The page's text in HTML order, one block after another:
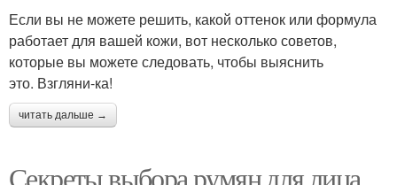
Если вы не можете решить, какой оттенок или формула
работает для вашей кожи, вот несколько советов,
которые вы можете следовать, чтобы выяснить
это. Взгляни-ка!
читать дальше →